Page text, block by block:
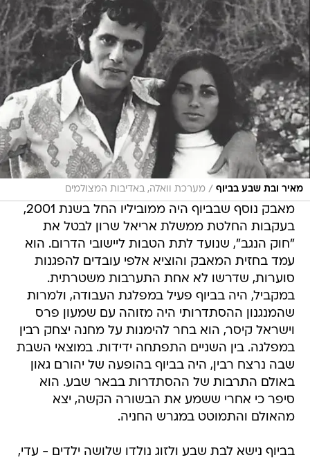
מאיר ובת שבע בביוף / מערכת וואלה, באדיבות המצולמים
מאבק נוסף שבביוף היה ממוביליו החל בשנת 2001,
בעקבות החלטת ממשלת אריאל שרון לבטל את
"חוק הנגב", שנועד לתת הטבות ליישובי הדרום. הוא
עמד בחזית המאבק והוציא אלפי עובדים להפגנות
סוערות, שדרשו לא אחת התערבות משטרתית.
במקביל, היה בביוף פעיל במפלגת העבודה, ולמרות
שהמנגנון ההסתדרותי היה מזוהה עם שמעון פרס
וישראל קיסר, הוא בחר להימנות על מחנה יצחק רבין
במפלגה. בין השניים התפתחה ידידות. במוצאי השבת
שבה נרצח רבין, היה בביוף בהופעה של יהורם גאון
באולם התרבות של ההסתדרות בבאר שבע. הוא
סיפר כי אחרי ששמע את הבשורה הקשה, יצא
מהאולם והתמוטט במגרש החניה.
בביוף נישא לבת שבע ולזוג נולדו שלושה ילדים - עדי,